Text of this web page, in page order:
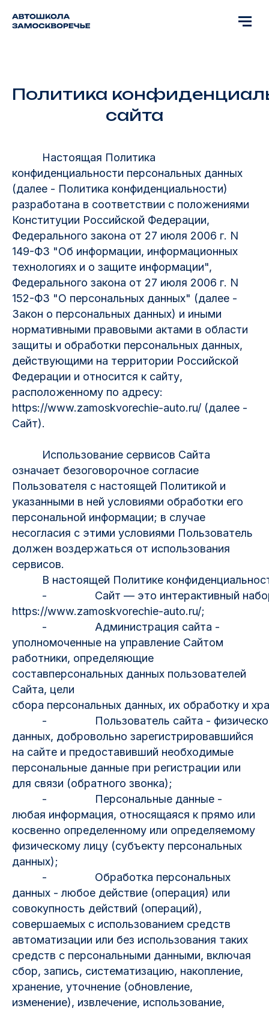
Политика
сайта
Настоящая Политика
конфиденциальности персональных данных
(далее - Политика конфиденциальности)
разработана в соответствии с положениями
Конституции Российской Федерации,
Федерального закона от 27 июля 2006 г. N
149-ФЗ "Об информации, информационных
технологиях и о защите информации",
Федерального закона от 27 июля 2006 г. N
152-ФЗ "О персональных данных" (далее -
Закон о персональных данных) и иными
нормативными правовыми актами в области
защиты и обработки персональных данных,
действующими на территории Российской
Федерации и относится к сайту,
расположенному по адресу:
https://www.zamoskvorechie-auto.ru/ (далее -
Сайт).
Использование сервисов Сайта
означает безоговорочное согласие
Пользователя с настоящей Политикой и
указанными в ней условиями обработки его
персональной информации; в случае
несогласия с этими условиями Пользователь
должен воздержаться от использования
сервисов.
В настоящей Политике
- Сайт — это интерактивный набор
https://www.zamoskvorechie-auto.ru/;
- Администрация сайта -
уполномоченные на управление Сайтом
работники, определяющие
составперсональных данных пользователей
Сайта, цели
сбора персональных данных, их обработку и
- Пользователь сайта - физическое
данных, добровольно зарегистрировавшийся
на сайте и предоставивший необходимые
персональные данные при регистрации или
для связи (обратного звонка);
- Персональные данные -
любая информация, относящаяся к прямо или
косвенно определенному или определяемому
физическому лицу (субъекту персональных
данных);
- Обработка персональных
данных - любое действие (операция) или
совокупность действий (операций),
совершаемых с использованием средств
автоматизации или без использования таких
средств с персональными данными, включая
сбор, запись, систематизацию, накопление,
хранение, уточнение (обновление,
изменение), извлечение, использование,